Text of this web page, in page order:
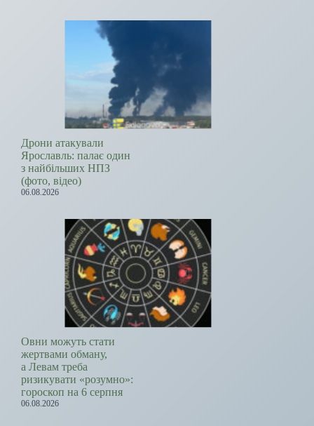
Дрони атакували
Ярославль: палає один
з найбільших НПЗ
(фото, відео)
06.08.2026
Овни можуть стати
жертвами обману,
а Левам треба
ризикувати «розумно»:
гороскоп на 6 серпня
06.08.2026